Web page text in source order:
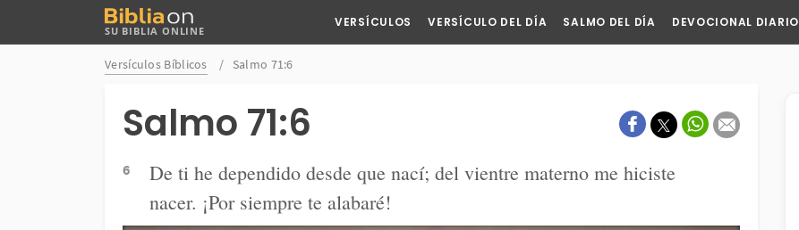
SU BIBLIA ONLINE
VERSÍCULOS VERSÍCULO DEL DÍA SALMO DEL DÍA DEVOCIONAL DIARIO
Buscar
Versículos Bíblicos Salmo 71:6
Salmo 71:6
6
De ti he dependido desde que nací; del vientre materno me hiciste
nacer. ¡Por siempre te alabaré!